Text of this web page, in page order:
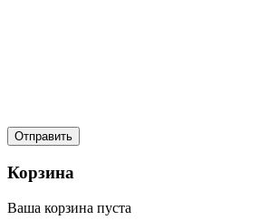
Корзина
Ваша корзина пуста